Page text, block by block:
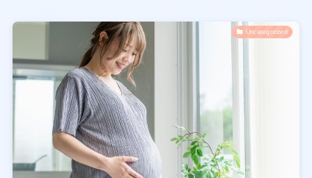
Uncategorized